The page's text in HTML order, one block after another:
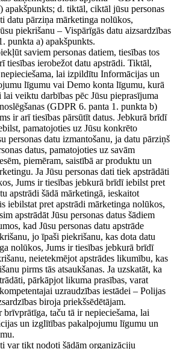
apakšpunkts; d. tiktāl, ciktāl jūsu personas
datu pārziņa mārketinga nolūkos,
piekrišanu – Vispārīgās datu aizsardzības
punkta a) apakšpunkts.
saviem personas datiem, tiesības tos
tiesības ierobežot datu apstrādi. Tiktāl,
lai izpildītu Informācijas un
līgumu vai Demo konta līgumu, kurā
lai veiktu darbības pēc Jūsu pieprasījuma
(GDPR 6. panta 1. punkta b)
ir arī tiesības pārsūtīt datus. Jebkurā brīdī
pamatojoties uz Jūsu konkrēto
personas datu izmantošanu, ja datu pārziņš
datus, pamatojoties uz savām
piemēram, saistībā ar produktu un
Ja Jūsu personas dati tiek apstrādāti
Jums ir tiesības jebkurā brīdī iebilst pret
apstrādi šādā mārketingā, ieskaitot
iebilstat pret apstrādi mārketinga nolūkos,
apstrādāt Jūsu personas datus šādiem
kad Jūsu personas datu apstrāde
jo īpaši piekrišanu, kas dota datu
nolūkos, Jums ir tiesības jebkurā brīdī
neietekmējot apstrādes likumību, kas
pirms tās atsaukšanas. Ja uzskatāt, ka
pārkāpjot likuma prasības, varat
uzraudzības iestādei – Polijas
biroja priekšsēdētājam.
brīvprātīga, taču tā ir nepieciešama, lai
un izglītības pakalpojumu līgumu un
var tikt nodoti šādām organizāciju